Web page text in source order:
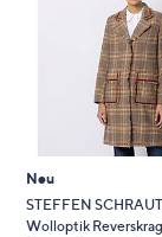
Neu
STEFFEN
Wolloptik